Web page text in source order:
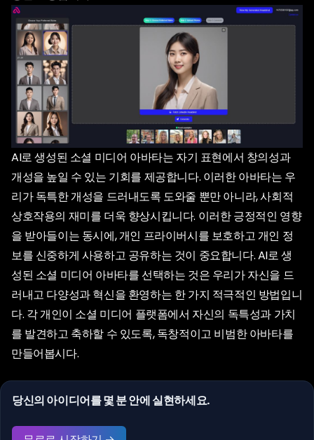
AI로 생성된 소셜 미디어 아바타는 자기 표현에서 창의성과
개성을 높일 수 있는 기회를 제공합니다. 이러한 아바타는 우
리가 독특한 개성을 드러내도록 도와줄 뿐만 아니라, 사회적
상호작용의 재미를 더욱 향상시킵니다. 이러한 긍정적인 영향
을 받아들이는 동시에, 개인 프라이버시를 보호하고 개인 정
보를 신중하게 사용하고 공유하는 것이 중요합니다. AI로 생
성된 소셜 미디어 아바타를 선택하는 것은 우리가 자신을 드
러내고 다양성과 혁신을 환영하는 한 가지 적극적인 방법입니
다. 각 개인이 소셜 미디어 플랫폼에서 자신의 독특성과 가치
를 발견하고 축하할 수 있도록, 독창적이고 비범한 아바타를
만들어봅시다.
당신의 아이디어를 몇 분 안에 실현하세요.